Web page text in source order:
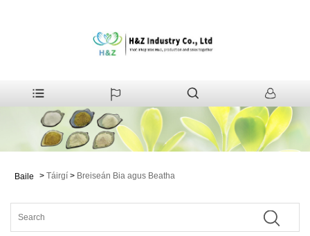
Baile > Táirgí > Breiseán Bia agus Beatha